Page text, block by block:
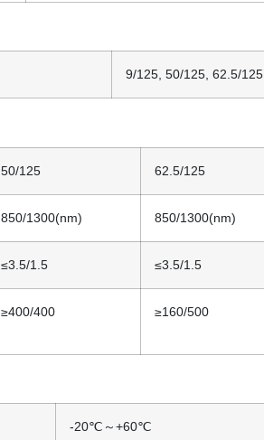
9/125, 50/125, 62.5/125
50/125 62.5/125
850/1300(nm) 850/1300(nm)
≤3.5/1.5 ≤3.5/1.5
≥400/400 ≥160/500
-20℃～+60℃